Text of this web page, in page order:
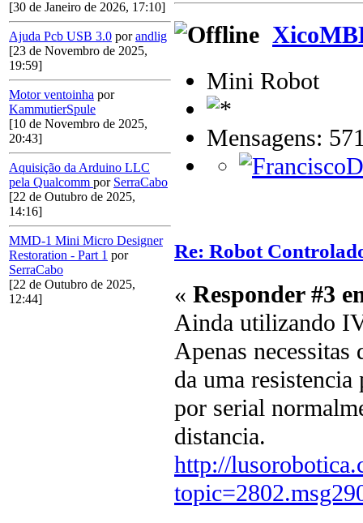
[30 de Janeiro de 2026, 17:10]
Ajuda Pcb USB 3.0 porandlig
[23 de Novembro de 2025,
19:59]
Motor ventoinha por
KammutierSpule
[10 de Novembro de 2025,
20:43]
Aquisição da Arduino LLC
pela Qualcomm por SerraCabo
[22 de Outubro de 2025,
14:16]
MMD-1 Mini Micro Designer
Restoration - Part 1 por
SerraCabo
[22 de Outubro de 2025,
12:44]
Mini Robot
Mensagens:
Re: Robot
« Responder #3
Ainda utilizando
Apenas
da uma
por serial
distancia.
http://